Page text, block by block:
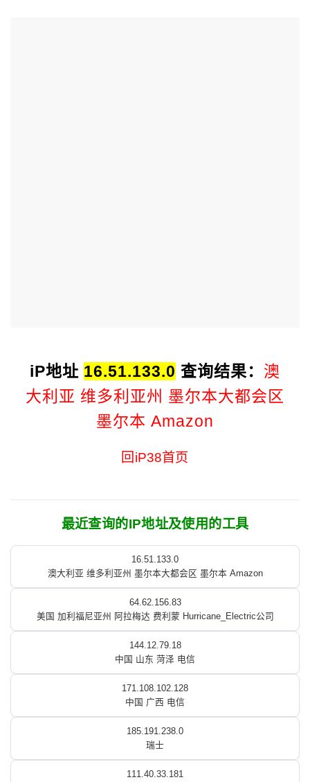
iP地址 16.51.133.0 查询结果： 澳
大利亚 维多利亚州 墨尔本大都会区
墨尔本 Amazon
回iP38首页
最近查询的IP地址及使用的工具
16.51.133.0
澳大利亚 维多利亚州 墨尔本大都会区 墨尔本 Amazon
64.62.156.83
美国 加利福尼亚州 阿拉梅达 费利蒙 Hurricane_Electric公司
144.12.79.18
中国 山东 菏泽 电信
171.108.102.128
中国 广西 电信
185.191.238.0
瑞士
111.40.33.181